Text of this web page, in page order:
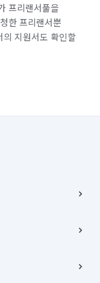
프리랜서풀을
한 프리랜서뿐
의 지원서도 확인할
트윈트리빌딩) B동 5층
층, 8층 미소
사자에게 있습니다.